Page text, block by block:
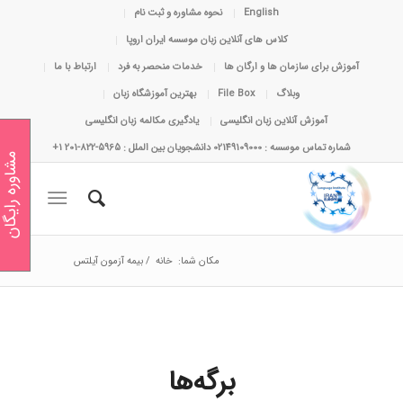
English
نحوه مشاوره و ثبت نام
کلاس های آنلاین زبان موسسه ایران اروپا
آموزش برای سازمان ها و ارگان ها
خدمات منحصر به فرد
ارتباط با ما
وبلاگ
File Box
بهترین آموزشگاه زبان
آموزش آنلاین زبان انگلیسی
یادگیری مکالمه زبان انگلیسی
شماره تماس موسسه : 02149109000 دانشجویان بین الملل : 5965-822-201 1+
مکان شما: خانه /بیمه آزمون آیلتس
برگه‌ها